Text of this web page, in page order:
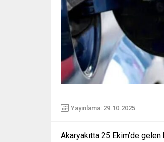
Yayınlama: 29.10.2025
Akaryakıtta 25 Ekim’de